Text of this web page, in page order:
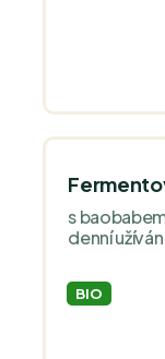
rámci
s
denní
BIO